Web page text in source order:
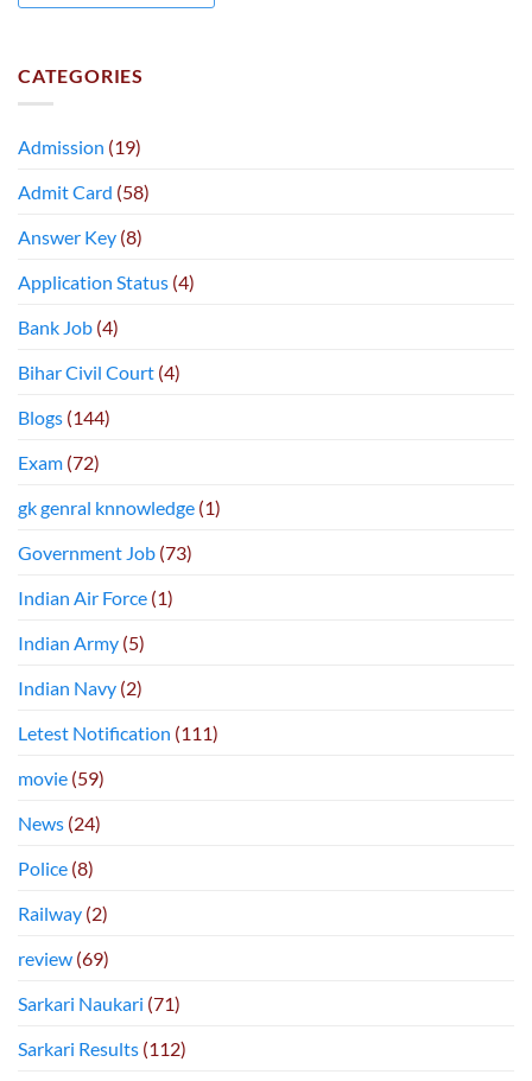
CATEGORIES
Admission (19)
Admit Card (58)
Answer Key (8)
Application Status (4)
Bank Job (4)
Bihar Civil Court (4)
Blogs (144)
Exam (72)
gk genral knnowledge (1)
Government Job (73)
Indian Air Force (1)
Indian Army (5)
Indian Navy (2)
Letest Notification (111)
movie (59)
News (24)
Police (8)
Railway (2)
review (69)
Sarkari Naukari (71)
Sarkari Results (112)